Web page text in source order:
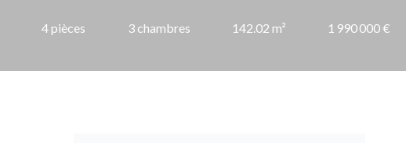
4 pièces 3 chambres 142.02 m² 1 990 000 €